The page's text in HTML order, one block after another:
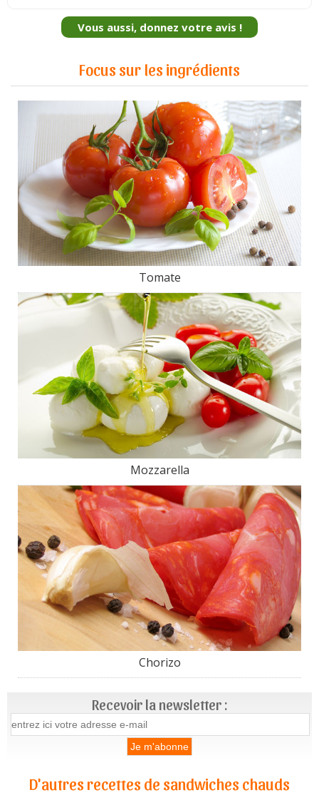
Vous aussi, donnez votre avis !
Focus sur les ingrédients
Tomate
Mozzarella
Chorizo
Recevoir la newsletter :
D'autres recettes de sandwiches chauds